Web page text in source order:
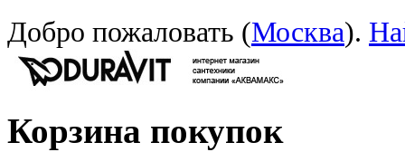
Добро пожаловать (Москва).
Корзина покупок